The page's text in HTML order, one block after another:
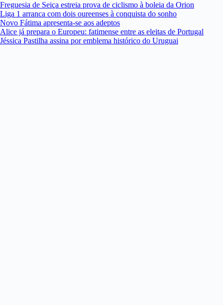
Freguesia de Seiça estreia prova de ciclismo à boleia da Orion
Liga 1 arranca com dois oureenses à conquista do sonho
Novo Fátima apresenta-se aos adeptos
Alice já prepara o Europeu: fatimense entre as eleitas de Portugal
Jéssica Pastilha assina por emblema histórico do Uruguai